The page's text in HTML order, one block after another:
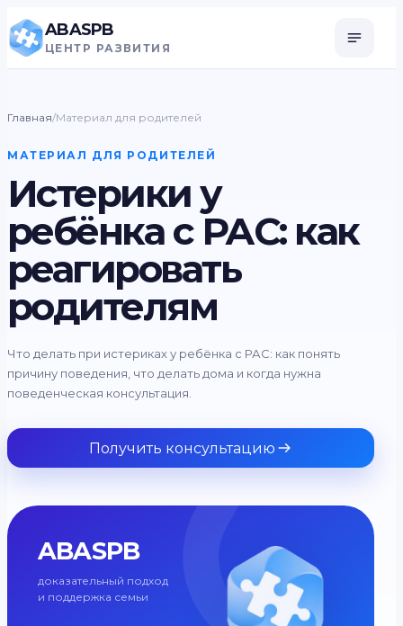
ABASPB
ЦЕНТР РАЗВИТИЯ
Главная/Материал для родителей
МАТЕРИАЛ ДЛЯ РОДИТЕЛЕЙ
Истерики у
ребёнка с РАС: как
реагировать
родителям
Что делать при истериках у ребёнка с РАС: как понять
причину поведения, что делать дома и когда нужна
поведенческая консультация.
Получить консультацию
ABASPB
доказательный подход
и поддержка семьи